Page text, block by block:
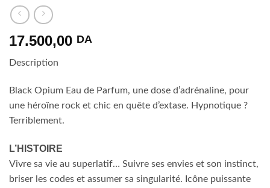
17.500,00 DA
Description
Black Opium Eau de Parfum, une dose d’adrénaline, pour
une héroïne rock et chic en quête d’extase. Hypnotique ?
Terriblement.
L’HISTOIRE
Vivre sa vie au superlatif… Suivre ses envies et son instinct,
briser les codes et assumer sa singularité. Icône puissante